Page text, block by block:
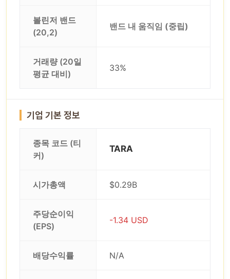
볼린저 밴드
(20,2)
밴드 내 움직임 (중립)
거래량 (20일
평균 대비)
33%
기업 기본 정보
종목 코드 (티
커)
TARA
시가총액 $0.29B
주당순이익
(EPS)
-1.34 USD
배당수익률 N/A